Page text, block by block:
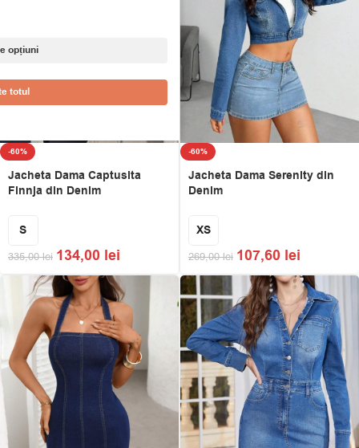
-60%
Jacheta Dama Captusita
Finnja din Denim
S
335,00lei 134,00 lei
-60%
Jacheta Dama Serenity din
Denim
XS
269,00lei 107,60 lei
opțiuni
totul